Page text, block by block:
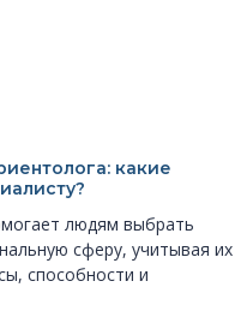
какие
людям выбрать
сферу, учитывая их
способности и